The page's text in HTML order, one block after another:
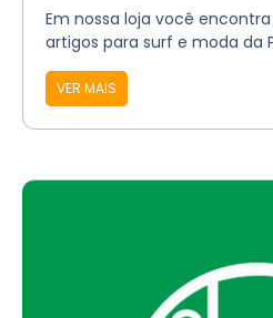
Em nossa loja você
artigos para surf e moda da
VER MAIS